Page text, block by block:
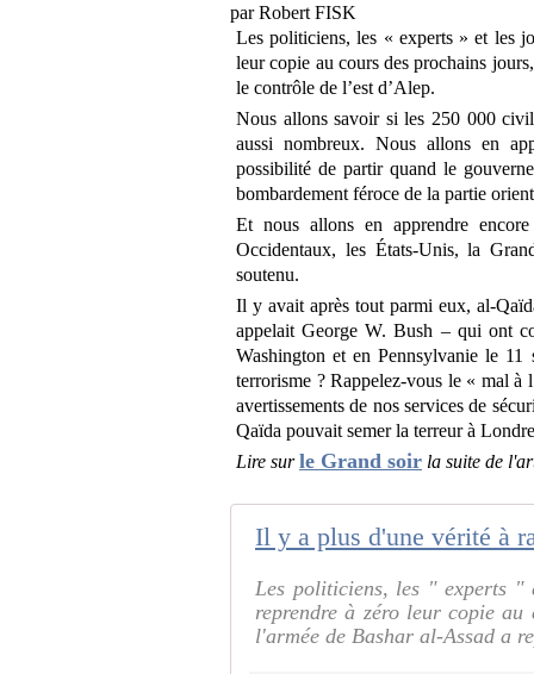
par Robert FISK
Les politiciens, les « experts » et les
leur copie au cours des prochains
le contrôle de l’est d’Alep.
Nous allons savoir si les 250 000
aussi nombreux. Nous allons en
possibilité de partir quand le
bombardement féroce de la partie
Et nous allons en apprendre
Occidentaux, les États-Unis, la
soutenu.
Il y avait après tout parmi eux, al-
appelait George W. Bush – qui ont
Washington et en Pennsylvanie le 11
terrorisme ? Rappelez-vous le « mal à
avertissements de nos services de
Qaïda pouvait semer la terreur à
Lire surle Grand soir la suite de
Les politiciens, les " experts "
reprendre à zéro leur copie
l'armée de Bashar al-Assad a